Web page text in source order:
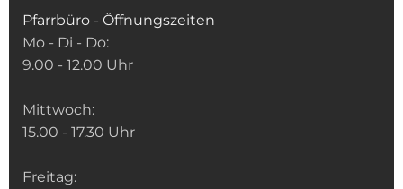
Pfarrbüro - Öffnungszeiten
Mo - Di - Do:
9.00 - 12.00 Uhr
Mittwoch:
15.00 - 17.30 Uhr
Freitag: